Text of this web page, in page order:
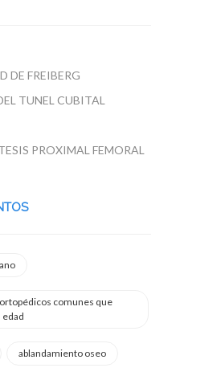
DE FREIBERG
TUNEL CUBITAL
PROXIMAL FEMORAL
comunes que
edad
ablandamiento oseo